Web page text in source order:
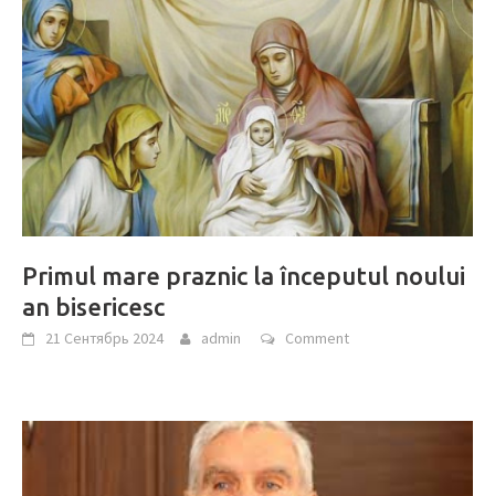
Primul mare praznic la începutul noului
an bisericesc
21 Сентябрь 2024 admin Comment